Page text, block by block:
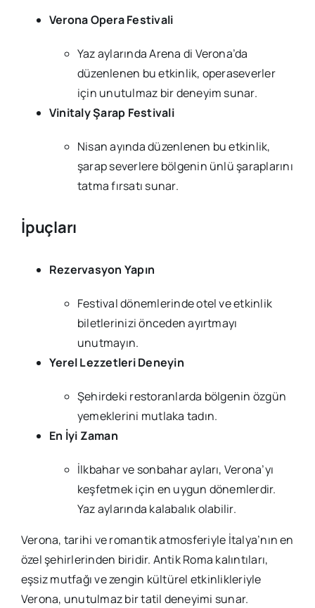
Verona Opera Festivali
Yaz aylarında Arena di Verona’da
düzenlenen bu etkinlik, operaseverler
için unutulmaz bir deneyim sunar.
Vinitaly Şarap Festivali
Nisan ayında düzenlenen bu etkinlik,
şarap severlere bölgenin ünlü şaraplarını
tatma fırsatı sunar.
İpuçları
Rezervasyon Yapın
Festival dönemlerinde otel ve etkinlik
biletlerinizi önceden ayırtmayı
unutmayın.
Yerel Lezzetleri Deneyin
Şehirdeki restoranlarda bölgenin özgün
yemeklerini mutlaka tadın.
En İyi Zaman
İlkbahar ve sonbahar ayları, Verona’yı
keşfetmek için en uygun dönemlerdir.
Yaz aylarında kalabalık olabilir.
Verona, tarihi ve romantik atmosferiyle İtalya’nın en
özel şehirlerinden biridir. Antik Roma kalıntıları,
eşsiz mutfağı ve zengin kültürel etkinlikleriyle
Verona, unutulmaz bir tatil deneyimi sunar.